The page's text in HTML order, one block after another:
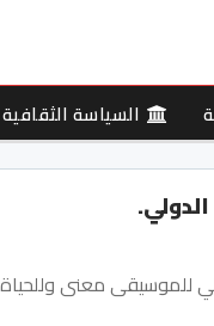
السياسة الثقافية
للموسيقى معنى وللحياة